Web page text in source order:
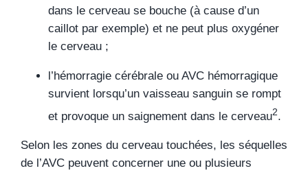
dans le cerveau se bouche (à cause d’un
caillot par exemple) et ne peut plus oxygéner
le cerveau ;
l’hémorragie cérébrale ou AVC hémorragique
survient lorsqu’un vaisseau sanguin se rompt
et provoque un saignement dans le cerveau2.
Selon les zones du cerveau touchées, les séquelles
de l’AVC peuvent concerner une ou plusieurs